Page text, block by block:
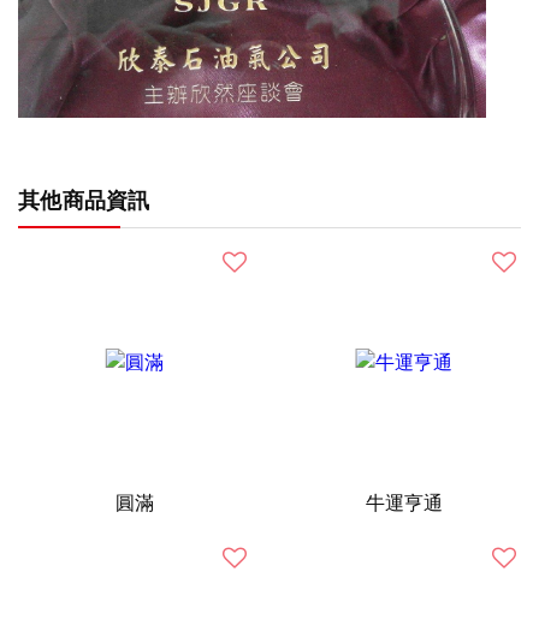
其他商品資訊
圓滿 牛運亨通